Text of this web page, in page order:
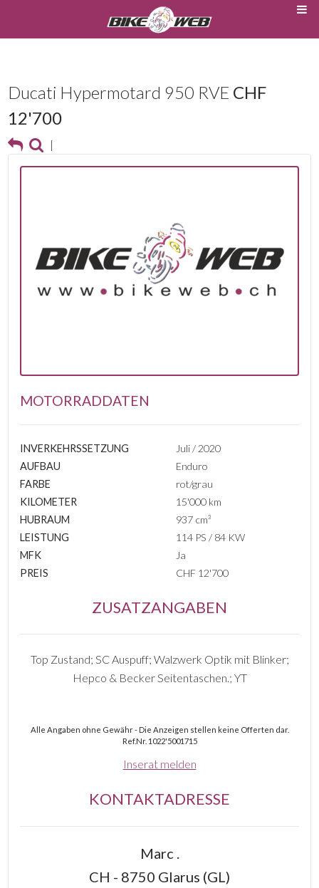
Ducati Hypermotard 950 RVE CHF
12'700
|
MOTORRADDATEN
INVERKEHRSSETZUNG
Juli / 2020
AUFBAU
Enduro
FARBE
rot/grau
KILOMETER
15'000 km
HUBRAUM
937 cm³
LEISTUNG
114 PS / 84 KW
MFK
Ja
PREIS
CHF 12'700
ZUSATZANGABEN
Top Zustand; SC Auspuff; Walzwerk Optik mit Blinker;
Hepco & Becker Seitentaschen.; YT
Alle Angaben ohne Gewähr - Die Anzeigen stellen keine Offerten dar.
Ref.Nr. 1022'5001715
Inserat melden
KONTAKTADRESSE
Marc .
CH - 8750 Glarus (GL)